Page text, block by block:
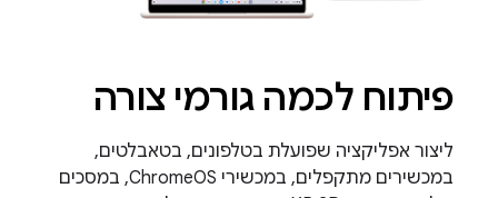
פיתוח לכמה גורמי צורה
ליצור אפליקציה שפועלת בטלפונים, בטאבלטים,
במכשירים מתקפלים, במכשירי ChromeOS, במסכים